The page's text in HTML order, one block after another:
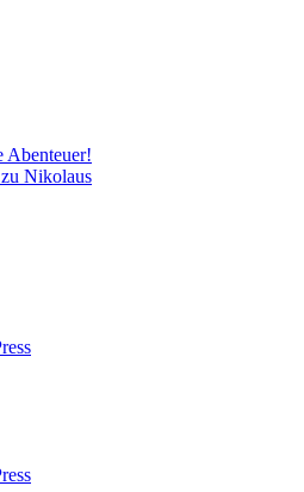
Abenteuer!
Nikolaus